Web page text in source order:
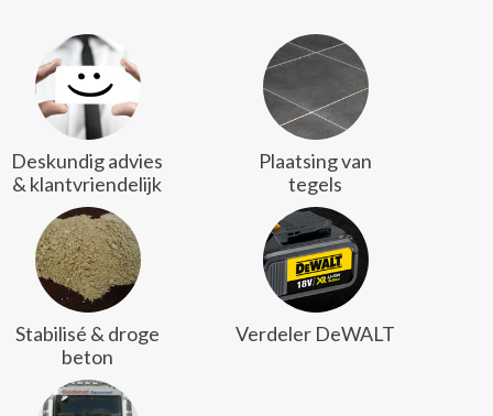
Deskundig advies
& klantvriendelijk
Plaatsing van
tegels
Stabilisé & droge
beton
Verdeler DeWALT